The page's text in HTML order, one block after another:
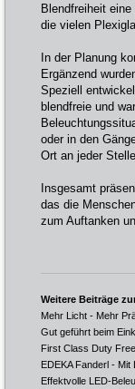
Blendfreiheit
die vielen
In der Planung
Ergänzend
Speziell
blendfreie und
oder in den
Ort an jeder
Insgesamt
das die
zum Auftanken
Weitere Beiträge
Mehr Licht - Mehr
Gut geführt beim
First Class Duty
EDEKA Fanderl - Mit
Effektvolle LED-